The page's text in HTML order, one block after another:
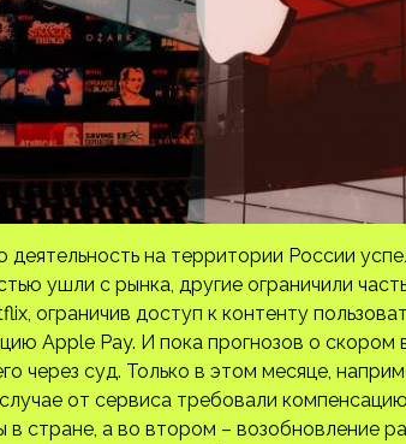
на территории России
ушли с рынка, другие ограничили
ограничив доступ к контенту
Apple Pay. И пока прогнозов о
через суд. Только в этом месяце,
от сервиса требовали
в стране, а во втором – возобновление